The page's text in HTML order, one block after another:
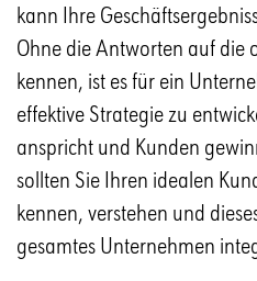
kann Ihre
Ohne die Antworten auf die
kennen, ist es für ein
effektive Strategie zu
anspricht und Kunden
sollten Sie Ihren idealen
kennen, verstehen und
gesamtes Unternehmen